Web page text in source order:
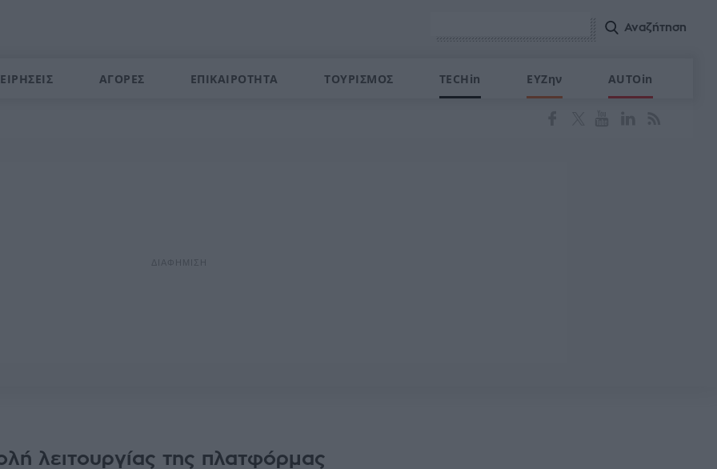
ΑΓΟΡΕΣ ΕΠΙΚΑΙΡΟΤΗΤΑ ΤΟΥΡΙΣΜΟΣ TECHin ΕΥΖην AUTOin
λειτουργίας της πλατφόρμας